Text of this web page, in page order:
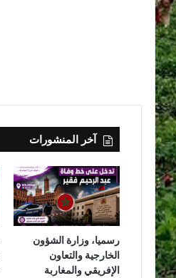
آخر المنشورات
رسميا، وزارة الشؤون
الخارجية والتعاون
الإفريقي والمغاربة